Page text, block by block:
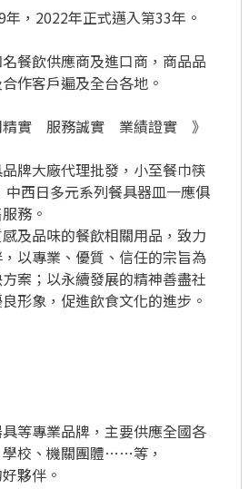
，2022年正式邁入第33年。
餐飲供應商及進口商，商品品
作客戶遍及全台各地。
實　服務誠實　業績證實　》
牌大廠代理批發，小至餐巾筷
西日多元系列餐具器皿一應俱
務。
及品味的餐飲相關用品，致力
以專業、優質、信任的宗旨為
案；以永續發展的精神善盡社
形象，促進飲食文化的進步。
等專業品牌，主要供應全國各
校、機關團體……等，
夥伴。